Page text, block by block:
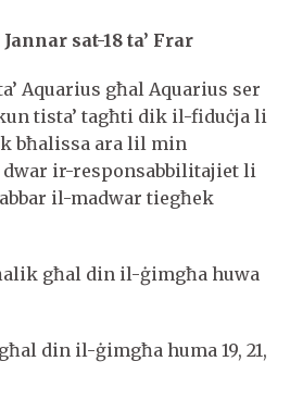
sat-18 ta’ Frar
Aquarius għal Aquarius ser
tista’ tagħti dik il-fiduċja li
bħalissa ara lil min
dwar ir-responsabbilitajiet li
il-madwar tiegħek
għal din il-ġimgħa huwa
din il-ġimgħa huma 19, 21,